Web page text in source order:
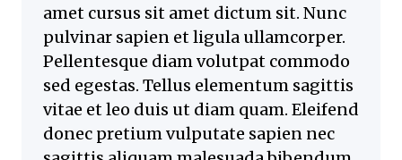
amet cursus sit amet dictum sit. Nunc
pulvinar sapien et ligula ullamcorper.
Pellentesque diam volutpat commodo
sed egestas. Tellus elementum sagittis
vitae et leo duis ut diam quam. Eleifend
donec pretium vulputate sapien nec